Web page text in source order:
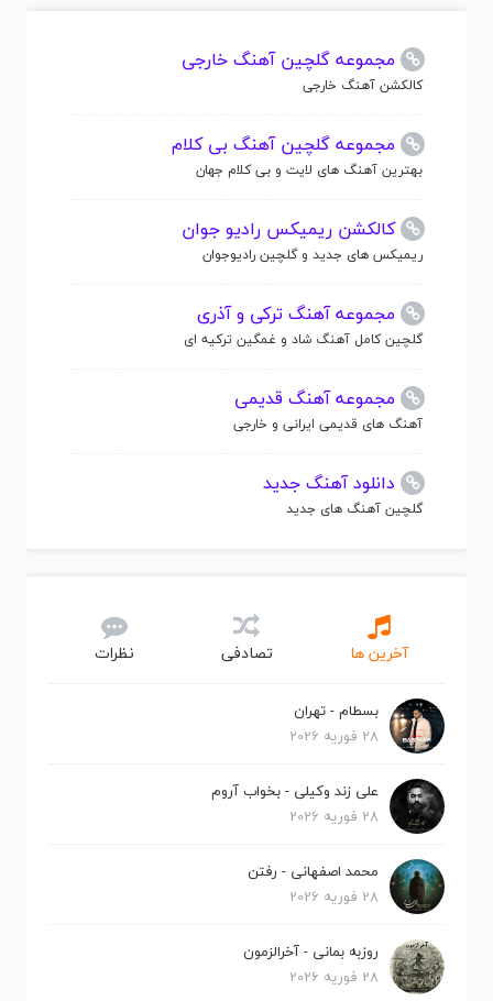
مجموعه گلچین آهنگ خارجی
کالکشن آهنگ خارجی
مجموعه گلچین آهنگ بی کلام
بهترین آهنگ های لایت و بی کلام جهان
کالکشن ریمیکس رادیو جوان
ریمیکس های جدید و گلچین رادیوجوان
مجموعه آهنگ ترکی و آذری
گلچین کامل آهنگ شاد و غمگین ترکیه ای
مجموعه آهنگ قدیمی
آهنگ های قدیمی ایرانی و خارجی
دانلود آهنگ جدید
گلچین آهنگ های جدید
آخرین ها تصادفی نظرات
بسطام - تهران
28 فوریه 2026
علی زند وکیلی - بخواب آروم
28 فوریه 2026
محمد اصفهانی - رفتن
28 فوریه 2026
روزبه بمانی - آخرالزمون
28 فوریه 2026